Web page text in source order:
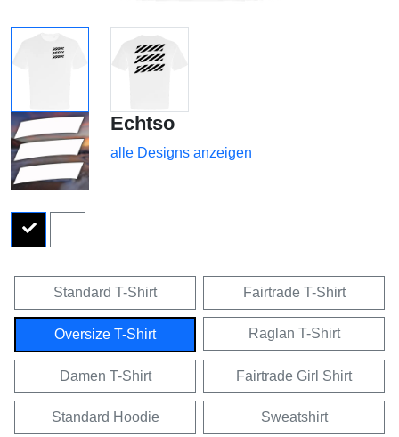
Echtso
alle Designs anzeigen
Standard T-Shirt Fairtrade T-Shirt
Oversize T-Shirt Raglan T-Shirt
Damen T-Shirt Fairtrade Girl Shirt
Standard Hoodie Sweatshirt